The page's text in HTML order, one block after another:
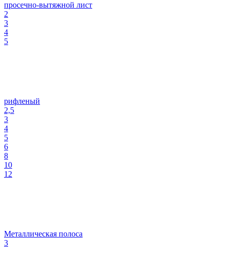
просечно-вытяжной лист
2
3
4
5
рифленый
2,5
3
4
5
6
8
10
12
Металлическая полоса
3